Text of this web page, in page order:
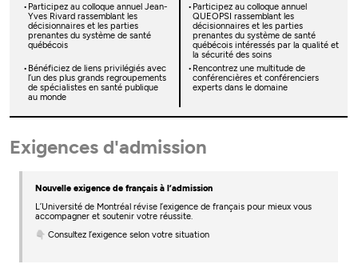
Participez au colloque annuel Jean-
Yves Rivard rassemblant les
décisionnaires et les parties
prenantes du système de santé
québécois
Participez au colloque annuel
QUEOPSI rassemblant les
décisionnaires et les parties
prenantes du système de santé
québécois intéressés par la qualité et
la sécurité des soins
Bénéficiez de liens privilégiés avec
l’un des plus grands regroupements
de spécialistes en santé publique
au monde
Rencontrez une multitude de
conférencières et conférenciers
experts dans le domaine
Exigences d'admission
Nouvelle exigence de français à l’admission
L’Université de Montréal révise l’exigence de français pour mieux vous
accompagner et soutenir votre réussite.
👇 Consultez l’exigence selon votre situation